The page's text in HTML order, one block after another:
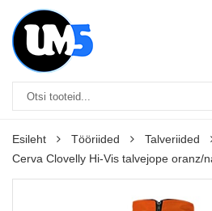
Esileht Tööriided Talveriided
Cerva Clovelly Hi-Vis talvejope oranz/